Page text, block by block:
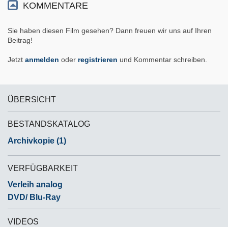
KOMMENTARE
Sie haben diesen Film gesehen? Dann freuen wir uns auf Ihren
Beitrag!
Jetzt anmelden oder registrieren und Kommentar schreiben.
ÜBERSICHT
BESTANDSKATALOG
Archivkopie (1)
VERFÜGBARKEIT
Verleih analog
DVD/ Blu-Ray
VIDEOS